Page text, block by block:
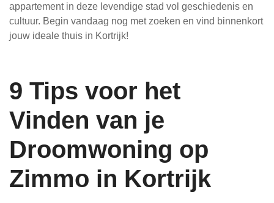
appartement in deze levendige stad vol geschiedenis en
cultuur. Begin vandaag nog met zoeken en vind binnenkort
jouw ideale thuis in Kortrijk!
9 Tips voor het
Vinden van je
Droomwoning op
Zimmo in Kortrijk